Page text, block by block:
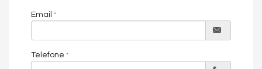
Email
Telefone